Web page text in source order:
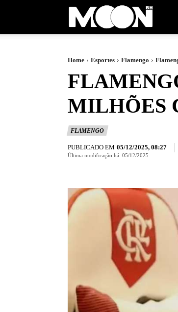
Home Esportes Flamengo
MILHÕES
FLAMENGO
PUBLICADO EM 05/12/2025, 08:27
Última modificação há: 05/12/2025